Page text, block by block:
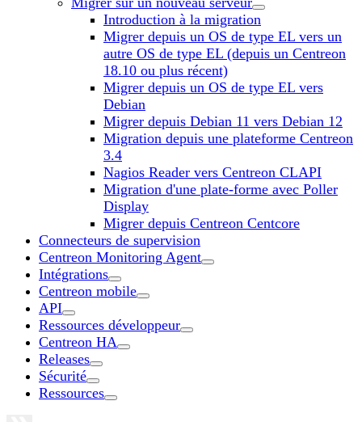
Introduction à la migration
Migrer depuis un OS de type EL vers un
autre OS de type EL (depuis un Centreon
18.10 ou plus récent)
Migrer depuis un OS de type EL vers
Debian
Migrer depuis Debian 11 vers Debian 12
Migration depuis une plateforme Centreon
3.4
Nagios Reader vers Centreon CLAPI
Migration d'une plate-forme avec Poller
Display
Migrer depuis Centreon Centcore
Connecteurs de supervision
Centreon Monitoring Agent
Intégrations
Centreon mobile
API
Ressources développeur
Centreon HA
Releases
Sécurité
Ressources